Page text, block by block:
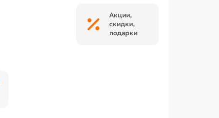
Акции,
скидки,
подарки